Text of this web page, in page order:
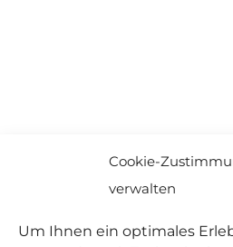
Cookie-
verwalten
Um Ihnen ein optimales